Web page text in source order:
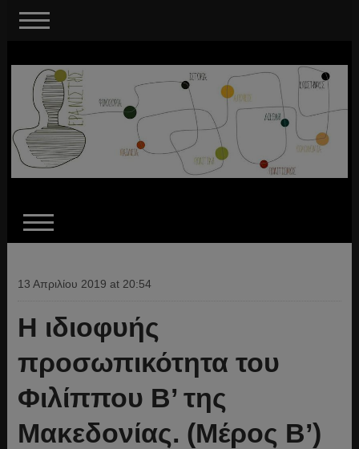
13 Απριλίου 2019 at 20:54
Η ιδιοφυής
προσωπικότητα του
Φιλίππου Β’ της
Μακεδονίας. (Μέρος Β’)